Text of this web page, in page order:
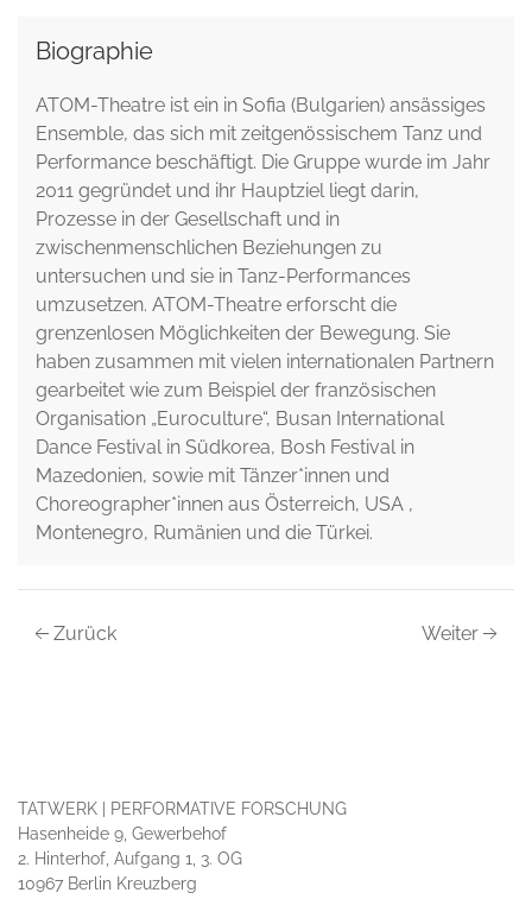
Biographie
ATOM-Theatre ist ein in Sofia (Bulgarien) ansässiges
Ensemble, das sich mit zeitgenössischem Tanz und
Performance beschäftigt. Die Gruppe wurde im Jahr
2011 gegründet und ihr Hauptziel liegt darin,
Prozesse in der Gesellschaft und in
zwischenmenschlichen Beziehungen zu
untersuchen und sie in Tanz-Performances
umzusetzen. ATOM-Theatre erforscht die
grenzenlosen Möglichkeiten der Bewegung. Sie
haben zusammen mit vielen internationalen Partnern
gearbeitet wie zum Beispiel der französischen
Organisation „Euroculture“, Busan International
Dance Festival in Südkorea, Bosh Festival in
Mazedonien, sowie mit Tänzer*innen und
Choreographer*innen aus Österreich, USA ,
Montenegro, Rumänien und die Türkei.
Zurück Weiter
TATWERK | PERFORMATIVE FORSCHUNG
Hasenheide 9, Gewerbehof
2. Hinterhof, Aufgang 1, 3. OG
10967 Berlin Kreuzberg